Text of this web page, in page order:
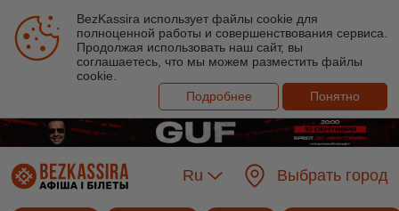
BezKassira использует файлы cookie для
полноценной работы и совершенствования сервиса.
Продолжая использовать наш сайт, вы
соглашаетесь, что мы можем разместить файлы
cookie.
Подробнее
Понятно
Ru Выбрать город